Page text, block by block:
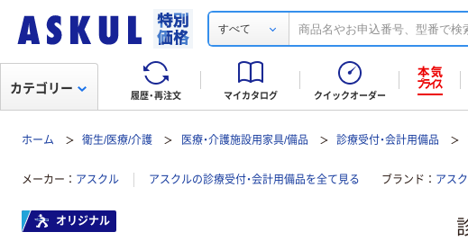
すべて
履歴・再注文 マイカタログ クイックオーダー
カテゴリー
ホーム 衛生/医療/介護 医療・介護施設用家具/備品 診療受付・会計用備品
メーカー アスクル アスクルの診療受付・会計用備品を全て見る ブランド アス
オリジナル